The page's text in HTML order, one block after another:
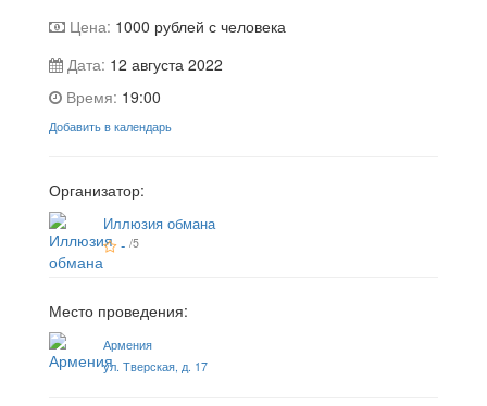
Цена: 1000 рублей с человека
Дата: 12 августа 2022
Время: 19:00
Добавить в календарь
Организатор:
Иллюзия обмана
- /5
Место проведения:
Армения
ул. Тверская, д. 17